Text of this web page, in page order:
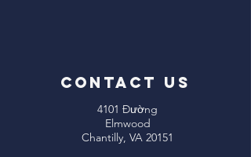
CONTACT US
4101 Đường
Elmwood
Chantilly, VA 20151